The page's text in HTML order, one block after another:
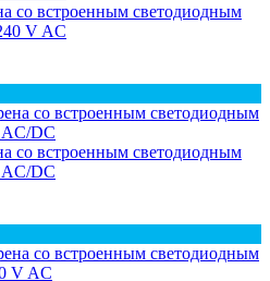
со встроенным светодиодным
V AC
со встроенным светодиодным
DC